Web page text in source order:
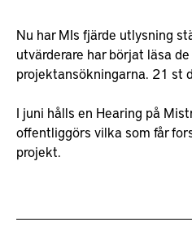
Nu har MIs fjärde utlysning
utvärderare har börjat läsa
projektansökningarna. 21 st
I juni hålls en Hearing på
offentliggörs vilka som får
projekt.